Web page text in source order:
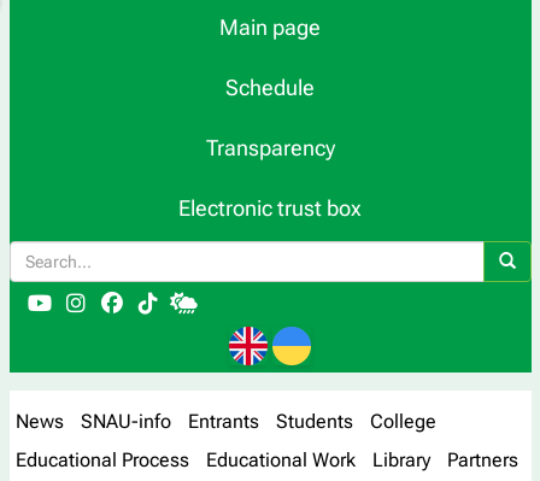
Main page
Schedule
Transparency
Electronic trust box
News SNAU-info Entrants Students
College
Educational Process
Educational Work Library
Partners